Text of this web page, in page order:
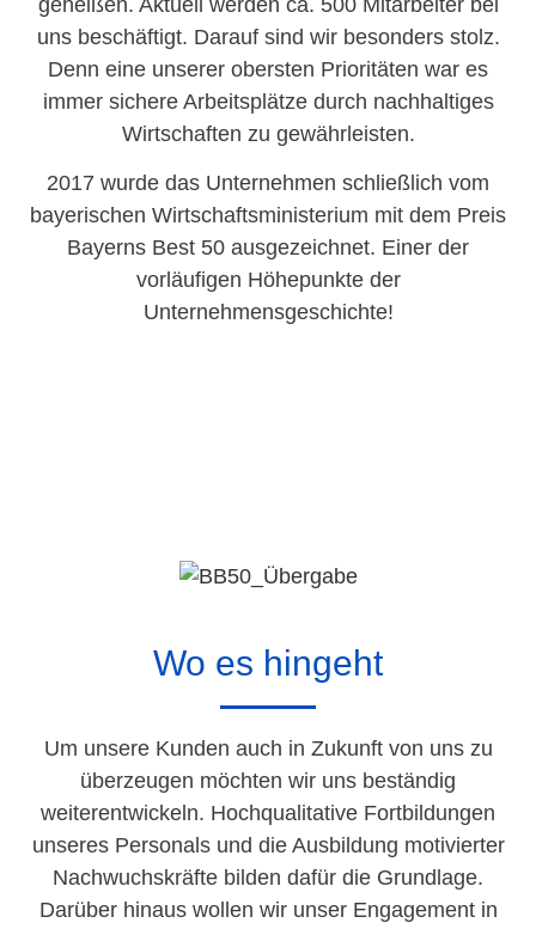
uns beschäftigt. Darauf sind wir besonders stolz.
Denn eine unserer obersten Prioritäten war es
immer sichere Arbeitsplätze durch nachhaltiges
Wirtschaften zu gewährleisten.
2017 wurde das Unternehmen schließlich vom
bayerischen Wirtschaftsministerium mit dem Preis
Bayerns Best 50 ausgezeichnet. Einer der
vorläufigen Höhepunkte der
Unternehmensgeschichte!
Wo es hingeht
Um unsere Kunden auch in Zukunft von uns zu
überzeugen möchten wir uns beständig
weiterentwickeln. Hochqualitative Fortbildungen
unseres Personals und die Ausbildung motivierter
Nachwuchskräfte bilden dafür die Grundlage.
Darüber hinaus wollen wir unser Engagement in